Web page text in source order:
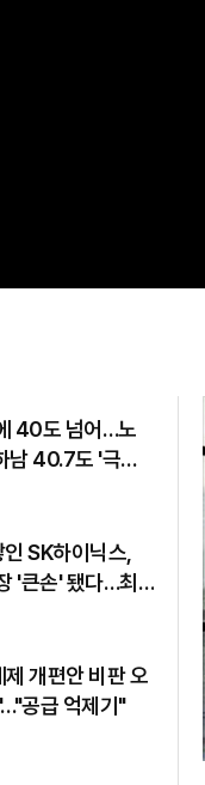
40도 넘어…노
남 40.7도 '극한
SK하이닉스,
'큰손' 됐다…최
개편안 비판 오
공급 억제기"